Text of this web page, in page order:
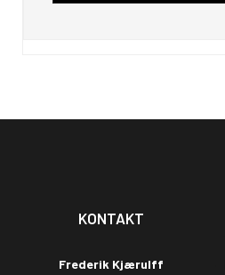
KONTAKT
Frederik Kjærulff